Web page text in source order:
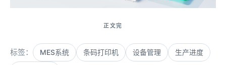
标签： MES系统 条码打印机 设备管理 生产进度